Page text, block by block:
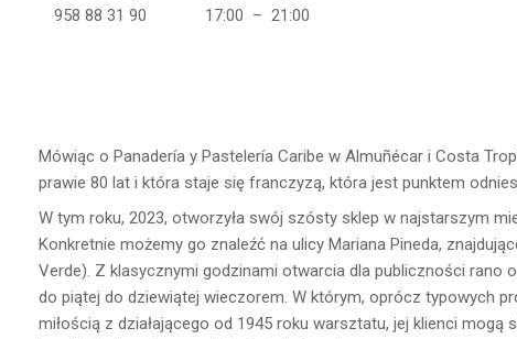
958 88 31 90
17:00 – 21:00
Mówiąc o Panadería y Pastelería Caribe w Almuñécar i Costa
prawie 80 lat i która staje się franczyzą, która jest punktem
W tym roku, 2023, otworzyła swój szósty sklep w najstarszym
Konkretnie możemy go znaleźć na ulicy Mariana Pineda,
Verde). Z klasycznymi godzinami otwarcia dla publiczności rano
do piątej do dziewiątej wieczorem. W którym, oprócz typowych
miłością z działającego od 1945 roku warsztatu, jej klienci